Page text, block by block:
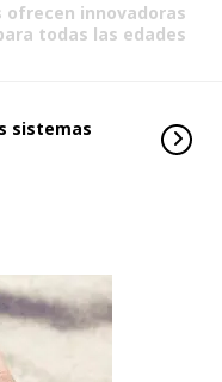
ofrecen innovadoras
todas las edades
sistemas